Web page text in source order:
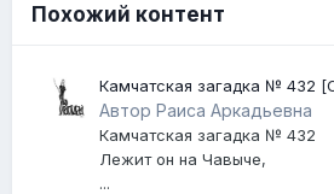
Похожий контент
Камчатская загадка № 432
Автор Раиса Аркадьевна
Камчатская загадка № 432
Лежит он на Чавыче,
...